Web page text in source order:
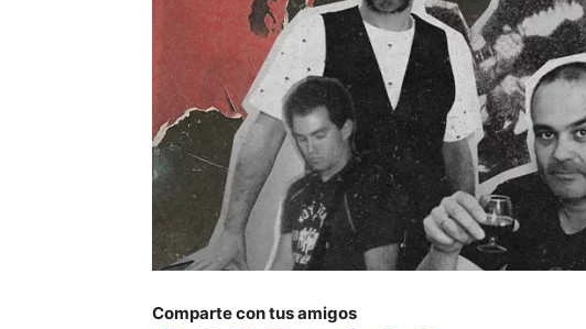
Comparte con tus amigos